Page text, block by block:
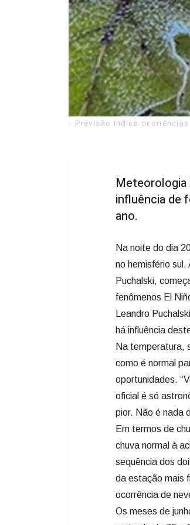
- Previsão indica
Meteorologia
influência de
ano.
Na noite do dia
no hemisfério
Puchalski,
fenômenos El
Leandro
há influência
Na temperatura,
como é normal
oportunidades.
oficial é só
pior. Não é nada
Em termos de
chuva normal à
sequência dos
da estação mais
ocorrência de
Os meses de